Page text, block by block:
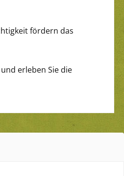
fördern das
erleben Sie die